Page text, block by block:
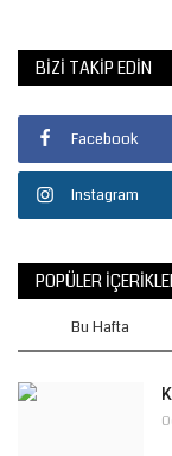
BIZI TAKIP EDIN
Facebook
Instagram
POPÜLER
Bu Hafta